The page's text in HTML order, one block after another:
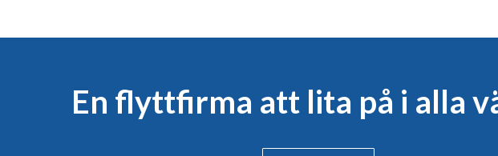
En flyttfirma att lita på i alla